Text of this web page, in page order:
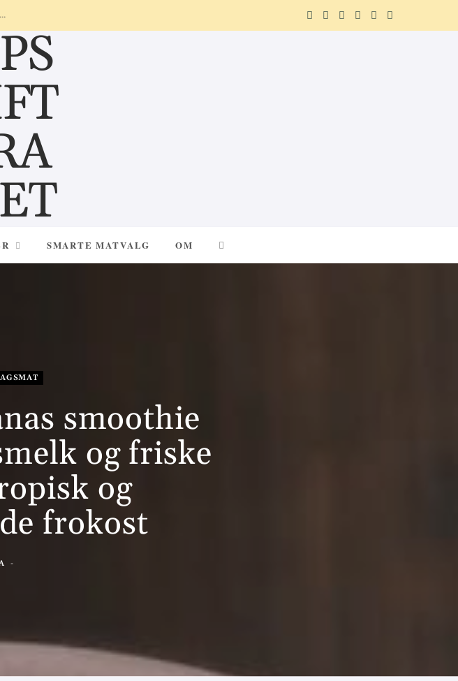
REKER MED HVITLØK OG SITRON – ENKEL OPPSKRIFT (GAMBAS AL AJILLO)
SMARTE MATVALG OM
smoothie
og friske
og
frokost